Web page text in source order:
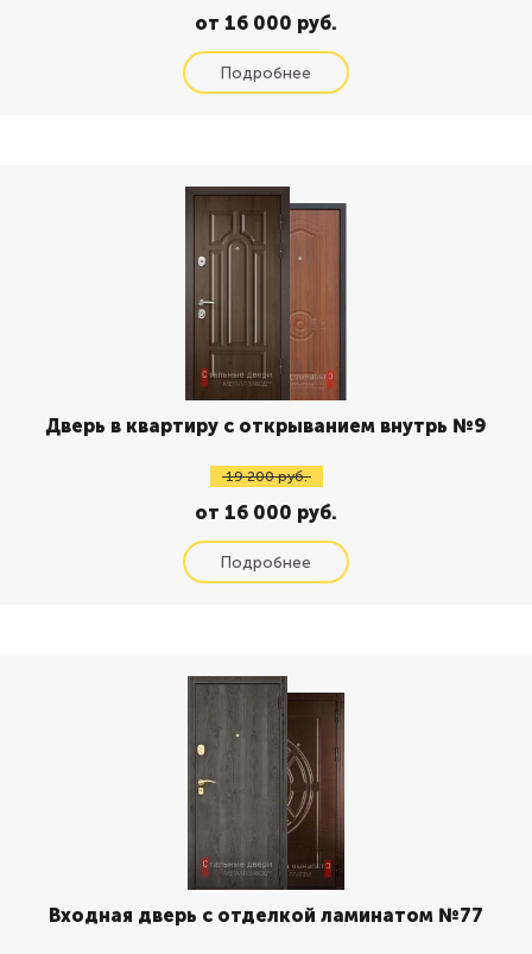
от 16 000 руб.
Дверь в квартиру с открыванием внутрь №9
19 200 руб.
от 16 000 руб.
Входная дверь с отделкой ламинатом №77